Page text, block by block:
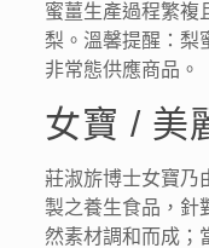
蜜薑生產過程繁複
梨。溫馨提醒：梨
非常態供應商品。
女寶 / 美
莊淑旂博士女寶乃
製之養生食品，針
然素材調和而成；